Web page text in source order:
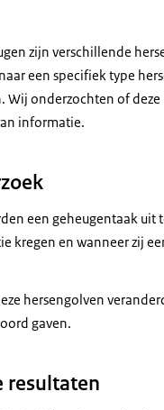
zijn verschillende
een specifiek type
onderzochten of
informatie.
een geheugentaak
kregen en wanneer zij
hersengolven
gaven.
resultaten